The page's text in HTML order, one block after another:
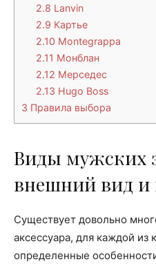
2.8 Lanvin
2.9 Картье
2.10 Montegrappa
2.11 Монблан
2.12 Мерседес
2.13 Hugo Boss
3 Правила выбора
Виды мужских
внешний вид и
Существует довольно
аксессуара, для каждой из
определенные